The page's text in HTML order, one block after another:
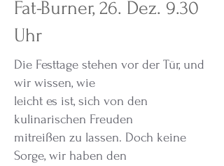
Fat-Burner, 26. Dez. 9.30
Uhr
Die Festtage stehen vor der Tür, und
wir wissen, wie
leicht es ist, sich von den
kulinarischen Freuden
mitreißen zu lassen. Doch keine
Sorge, wir haben den